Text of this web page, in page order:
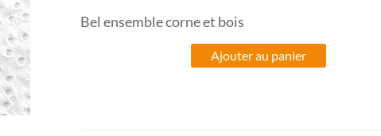
Bel ensemble corne et bois
Ajouter au panier